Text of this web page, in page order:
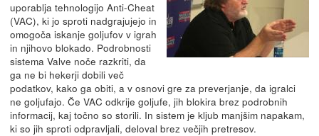
uporablja tehnologijo Anti-Cheat
(VAC), ki jo sproti nadgrajujejo in
omogoča iskanje goljufov v igrah
in njihovo blokado. Podrobnosti
sistema Valve noče razkriti, da
ga ne bi hekerji dobili več
podatkov, kako ga obiti, a v osnovi gre za preverjanje, da igralci
ne goljufajo. Če VAC odkrije goljufe, jih blokira brez podrobnih
informacij, kaj točno so storili. In sistem je kljub manjšim napakam,
ki so jih sproti odpravljali, deloval brez večjih pretresov.